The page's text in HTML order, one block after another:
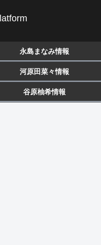
永島まなみ情報
河原田菜々情報
谷原柚希情報